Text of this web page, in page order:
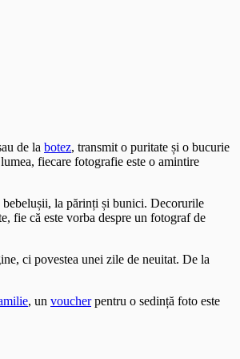
de la botez, transmit o puritate și o bucurie
fiecare fotografie este o amintire
bebelușii, la părinți și bunici. Decorurile
fie că este vorba despre un fotograf de
ci povestea unei zile de neuitat. De la
, un voucherpentru o sedință foto este